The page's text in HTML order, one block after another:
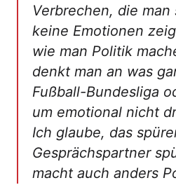
Verbrechen, die
keine Emotionen
wie man Politik
denkt man an was
Fußball-Bundesliga
um emotional nicht
Ich glaube, das
Gesprächspartner
macht auch anders